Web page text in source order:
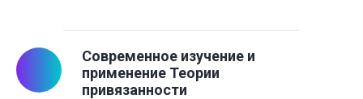
Современное изучение и
применение Теории
привязанности